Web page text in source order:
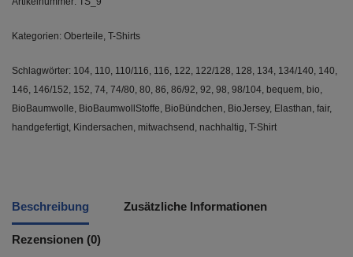
Kategorien: Oberteile, T-Shirts
Schlagwörter: 104, 110, 110/116, 116, 122, 122/128, 128, 134, 134/140, 140,
146, 146/152, 152, 74, 74/80, 80, 86, 86/92, 92, 98, 98/104, bequem, bio,
BioBaumwolle, BioBaumwollStoffe, BioBündchen, BioJersey, Elasthan, fair,
handgefertigt, Kindersachen, mitwachsend , nachhaltig, T-Shirt
Beschreibung Zusätzliche Informationen
Rezensionen (0)